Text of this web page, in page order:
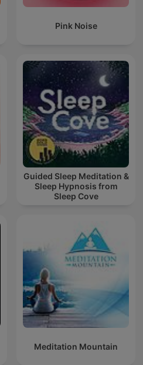
Pink Noise
Guided Sleep Meditation &
Sleep Hypnosis from
Sleep Cove
Meditation Mountain